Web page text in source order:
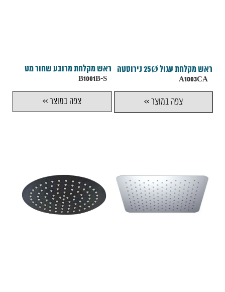
ראש מקלחת עגול 25Ø נירוסטה
צפה במוצר >>
ראש מקלחת מרובע שחור מט
B1001B-S
צפה במוצר >>